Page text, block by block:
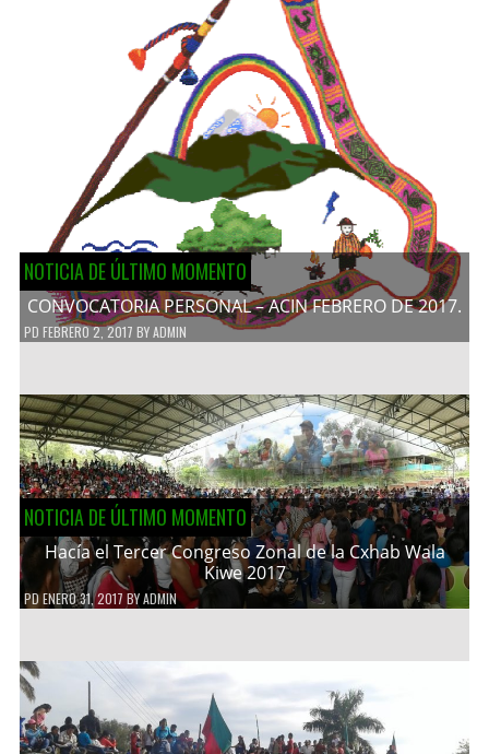
NOTICIA DE ÚLTIMO MOMENTO
CONVOCATORIA PERSONAL – ACIN FEBRERO DE 2017.
PD FEBRERO 2, 2017 BYADMIN
NOTICIA DE ÚLTIMO MOMENTO
Hacía el Tercer Congreso Zonal de la Cxhab Wala
Kiwe 2017
PDENERO 31, 2017 BYADMIN